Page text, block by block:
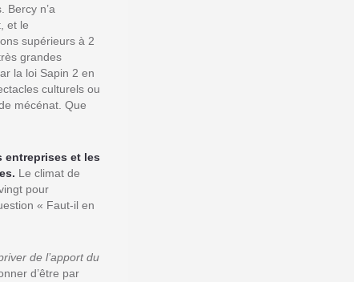
Bercy n’a
et le
supérieurs à 2
grandes
la loi Sapin 2 en
culturels ou
mécénat. Que
entreprises et les
Le climat de
pour
« Faut-il en
de l’apport du
d’être par